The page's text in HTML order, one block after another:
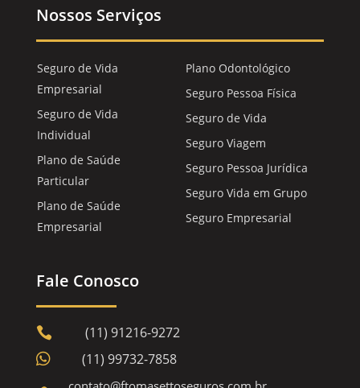
Nossos Serviços
Seguro de Vida
Empresarial
Seguro de Vida
Individual
Plano de Saúde
Particular
Plano de Saúde
Empresarial
Plano Odontológico
Seguro Pessoa Física
Seguro de Vida
Seguro Viagem
Seguro Pessoa Jurídica
Seguro Vida em Grupo
Seguro Empresarial
Fale Conosco
 (11) 91216-9272
 (11) 99732-7858